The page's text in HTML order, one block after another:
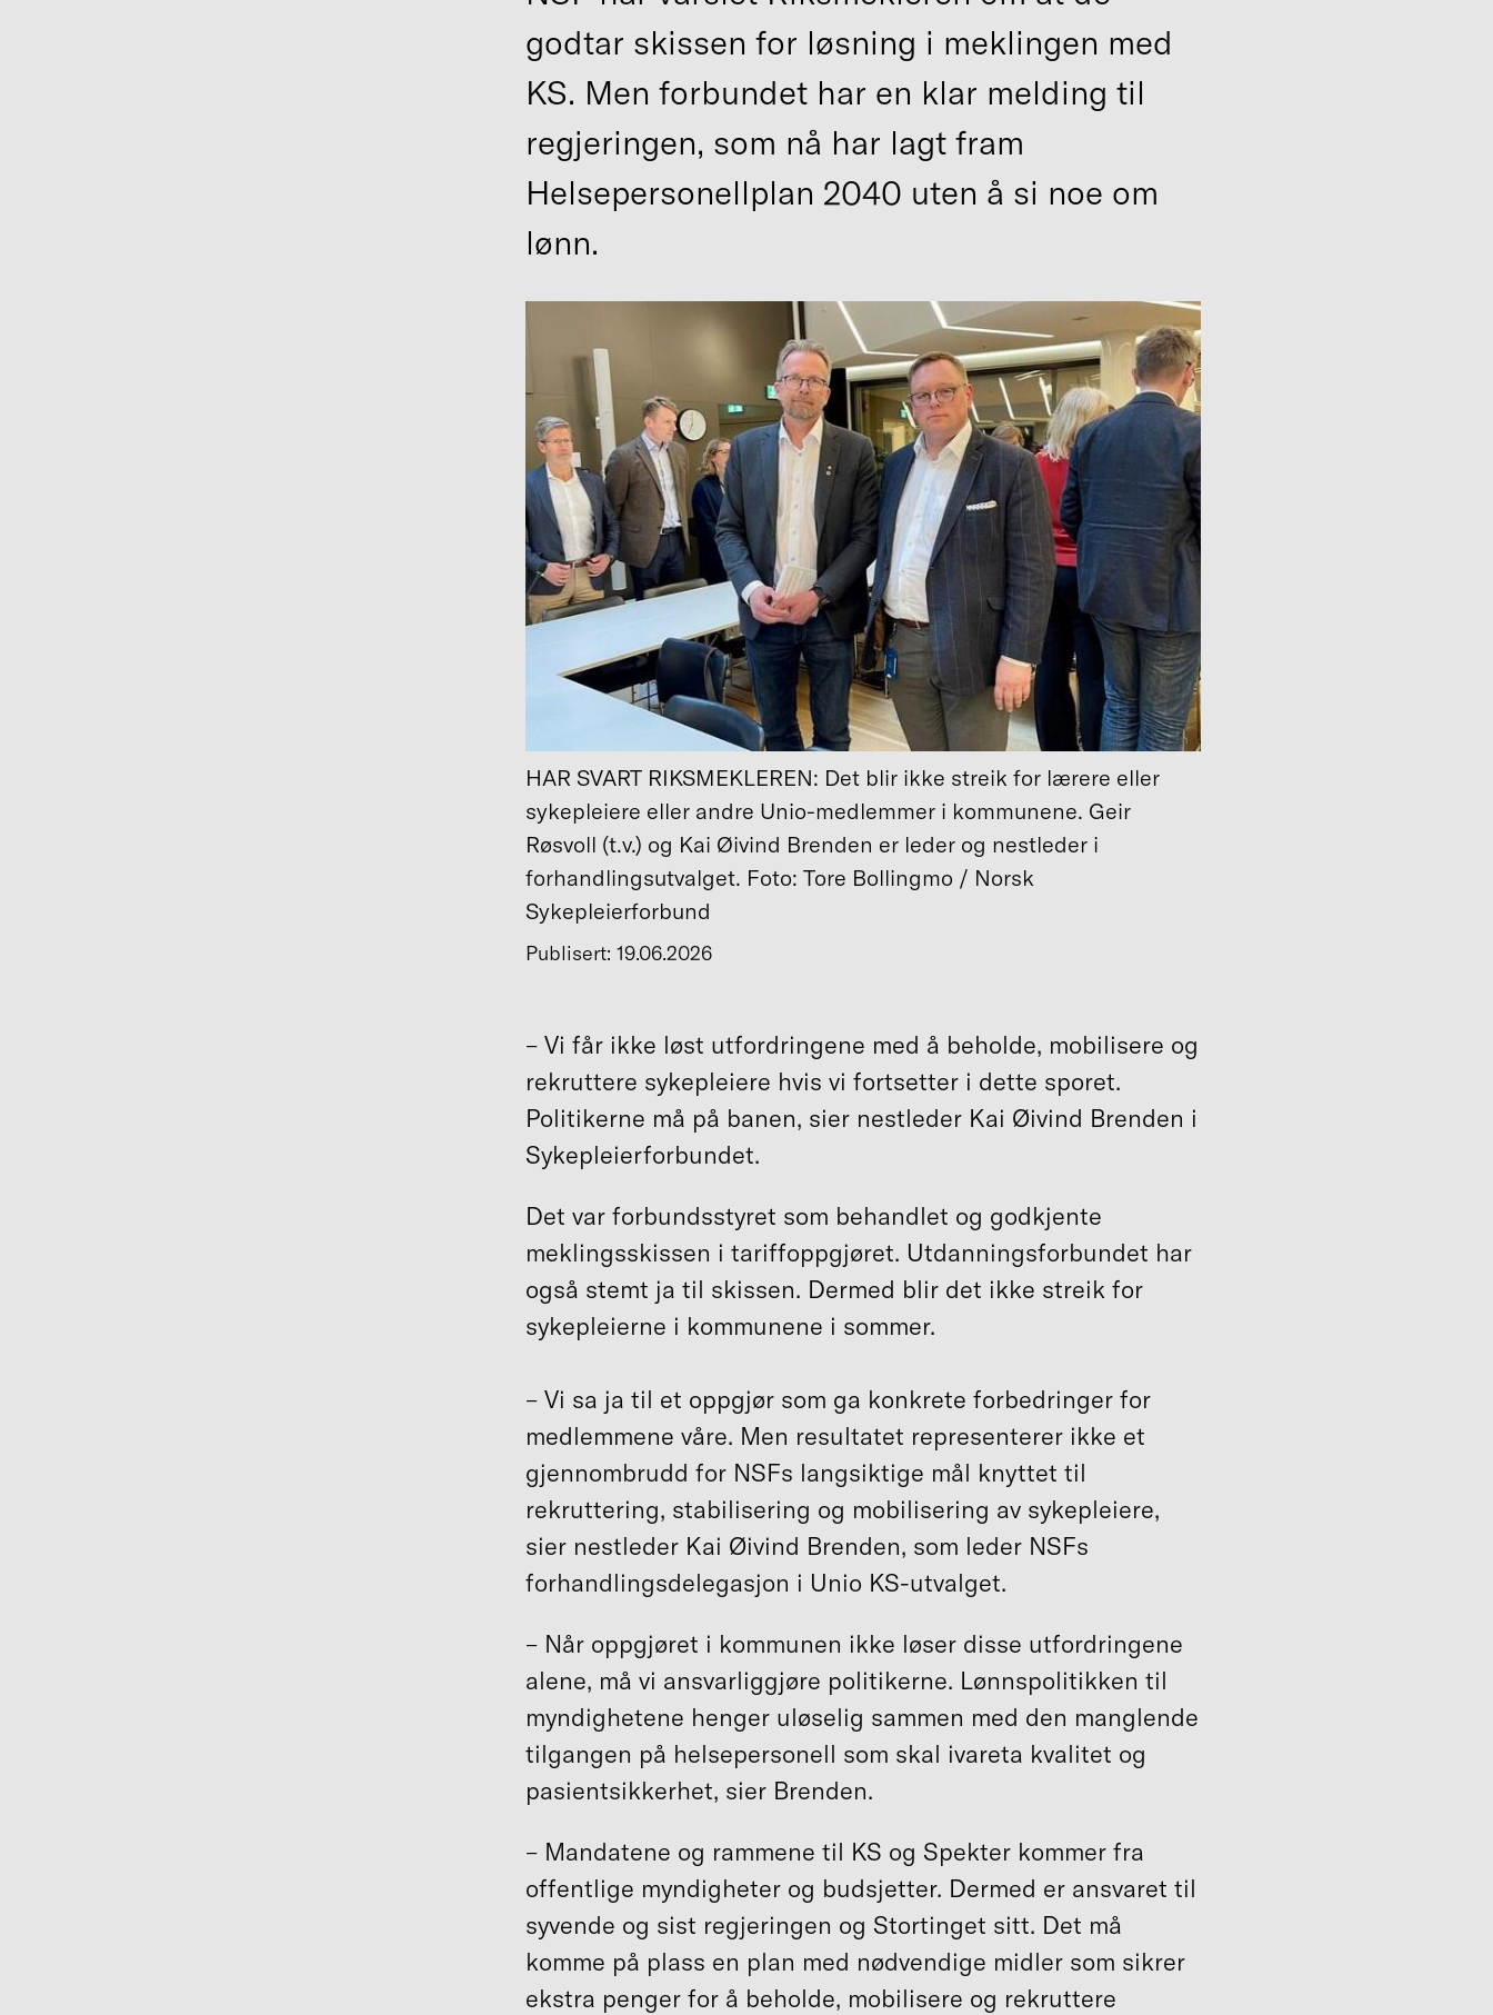
godtar skissen for løsning i meklingen med
KS. Men forbundet har en klar melding til
regjeringen, som nå har lagt fram
Helsepersonellplan 2040 uten å si noe om
lønn.
HAR SVART RIKSMEKLEREN: Det blir ikke streik for lærere eller
sykepleiere eller andre Unio-medlemmer i kommunene. Geir
Røsvoll (t.v.) og Kai Øivind Brenden er leder og nestleder i
forhandlingsutvalget. Foto: Tore Bollingmo / Norsk
Sykepleierforbund
Publisert: 19.06.2026
– Vi får ikke løst utfordringene med å beholde, mobilisere og
rekruttere sykepleiere hvis vi fortsetter i dette sporet.
Politikerne må på banen, sier nestleder Kai Øivind Brenden i
Sykepleierforbundet.
Det var forbundsstyret som behandlet og godkjente
meklingsskissen i tariffoppgjøret. Utdanningsforbundet har
også stemt ja til skissen. Dermed blir det ikke streik for
sykepleierne i kommunene i sommer.
– Vi sa ja til et oppgjør som ga konkrete forbedringer for
medlemmene våre. Men resultatet representerer ikke et
gjennombrudd for NSFs langsiktige mål knyttet til
rekruttering, stabilisering og mobilisering av sykepleiere,
sier nestleder Kai Øivind Brenden, som leder NSFs
forhandlingsdelegasjon i Unio KS-utvalget.
– Når oppgjøret i kommunen ikke løser disse utfordringene
alene, må vi ansvarliggjøre politikerne. Lønnspolitikken til
myndighetene henger uløselig sammen med den manglende
tilgangen på helsepersonell som skal ivareta kvalitet og
pasientsikkerhet, sier Brenden.
– Mandatene og rammene til KS og Spekter kommer fra
offentlige myndigheter og budsjetter. Dermed er ansvaret til
syvende og sist regjeringen og Stortinget sitt. Det må
komme på plass en plan med nødvendige midler som sikrer
ekstra penger for å beholde, mobilisere og rekruttere